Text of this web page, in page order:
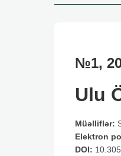
№1,
Ulu
Müəlliflər:
Elektron
DOI: